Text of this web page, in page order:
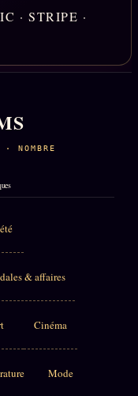
· STRIPE ·
NOMBRE
& affaires
Cinéma
Mode